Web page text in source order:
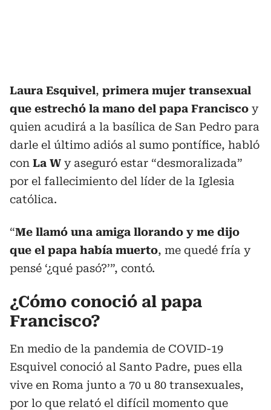
Laura Esquivel, primera mujer transexual
que estrechó la mano del papa Francisco y
quien acudirá a la basílica de San Pedro para
darle el último adiós al sumo pontífice, habló
con La W y aseguró estar “desmoralizada”
por el fallecimiento del líder de la Iglesia
católica.
“Me llamó una amiga llorando y me dijo
que el papa había muerto, me quedé fría y
pensé ‘¿qué pasó?’”, contó.
¿Cómo conoció al papa
Francisco?
En medio de la pandemia de COVID-19
Esquivel conoció al Santo Padre, pues ella
vive en Roma junto a 70 u 80 transexuales,
por lo que relató el difícil momento que